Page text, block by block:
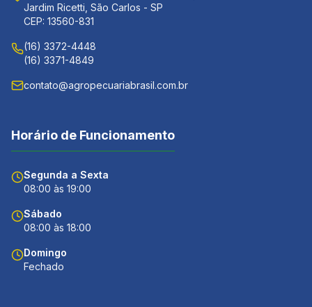
Jardim Ricetti, São Carlos - SP
CEP: 13560-831
(16) 3372-4448
(16) 3371-4849
contato@agropecuariabrasil.com.br
Horário de Funcionamento
Segunda a Sexta
08:00 às 19:00
Sábado
08:00 às 18:00
Domingo
Fechado